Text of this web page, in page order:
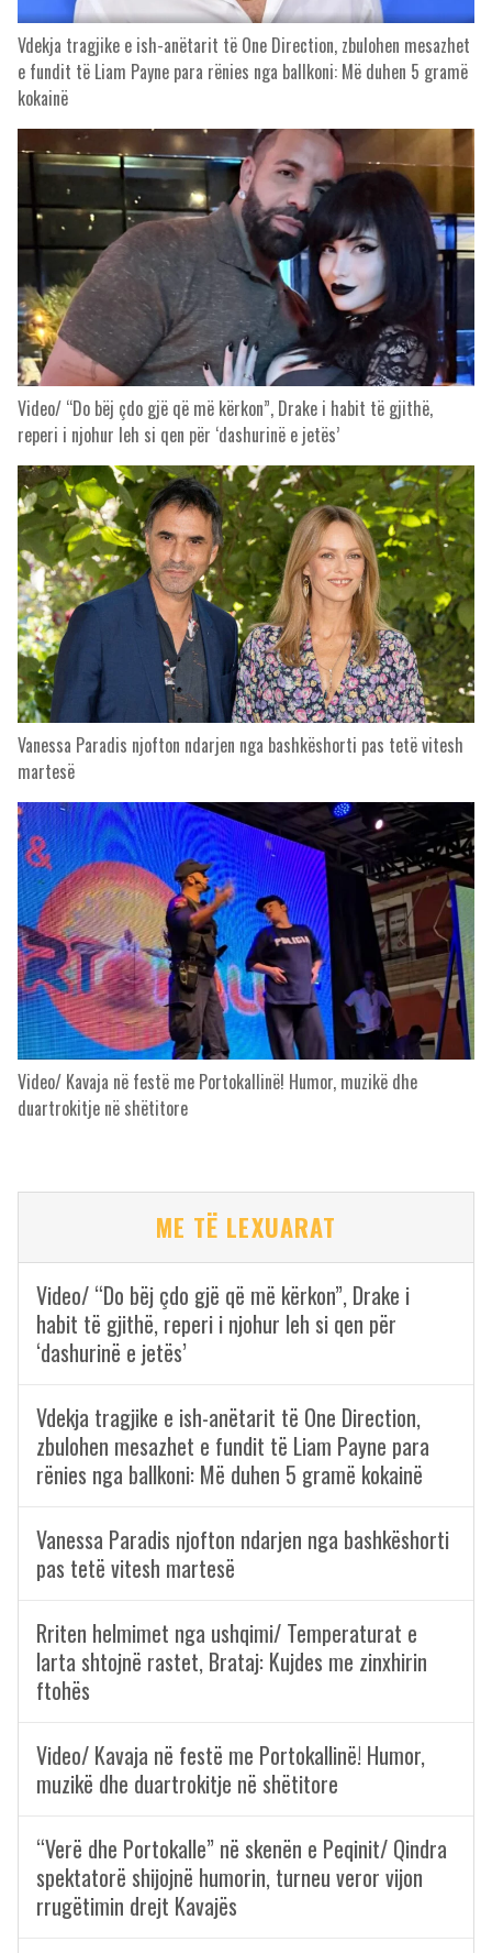
Vdekja tragjike e ish-anëtarit të One Direction, zbulohen mesazhet
e fundit të Liam Payne para rënies nga ballkoni: Më duhen 5 gramë
kokainë
Video/ “Do bëj çdo gjë që më kërkon”, Drake i habit të gjithë,
reperi i njohur leh si qen për ‘dashurinë e jetës’
Vanessa Paradis njofton ndarjen nga bashkëshorti pas tetë vitesh
martesë
Video/ Kavaja në festë me Portokallinë! Humor, muzikë dhe
duartrokitje në shëtitore
ME TË LEXUARAT
Video/ “Do bëj çdo gjë që më kërkon”, Drake i
habit të gjithë, reperi i njohur leh si qen për
‘dashurinë e jetës’
Vdekja tragjike e ish-anëtarit të One Direction,
zbulohen mesazhet e fundit të Liam Payne para
rënies nga ballkoni: Më duhen 5 gramë kokainë
Vanessa Paradis njofton ndarjen nga bashkëshorti
pas tetë vitesh martesë
Rriten helmimet nga ushqimi/ Temperaturat e
larta shtojnë rastet, Brataj: Kujdes me zinxhirin
ftohës
Video/ Kavaja në festë me Portokallinë! Humor,
muzikë dhe duartrokitje në shëtitore
“Verë dhe Portokalle” në skenën e Peqinit/ Qindra
spektatorë shijojnë humorin, turneu veror vijon
rrugëtimin drejt Kavajës